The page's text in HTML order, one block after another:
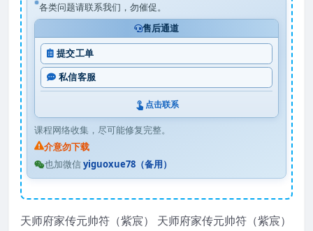
各类问题请联系我们，勿催促。
售后通道
提交工单
私信客服
点击联系
课程网络收集，尽可能修复完整。
介意勿下载
也加微信yiguoxue78（备用）
天师府家传元帅符（紫宸） 天师府家传元帅符（紫宸）